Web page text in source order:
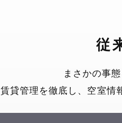
従
まさかの事
賃貸管理を徹底し、空室情